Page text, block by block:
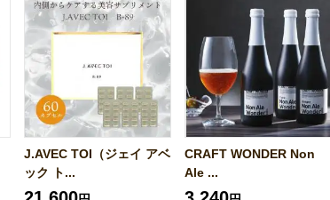
J.AVEC TOI（ジェイ アベ
ック ト...
CRAFT WONDER Non
Ale ...